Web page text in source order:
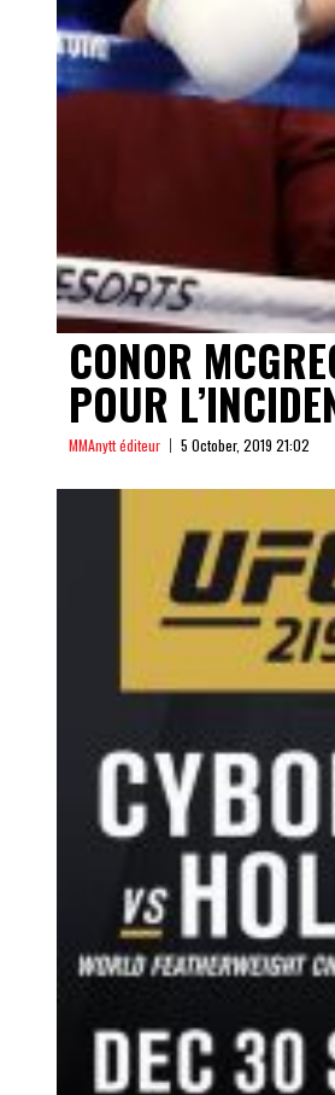
CONOR
POUR
MMAnytt éditeur 5 October, 2019 21:02